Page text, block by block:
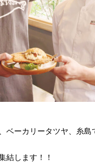
ベーカリータツヤ、糸
結します！！